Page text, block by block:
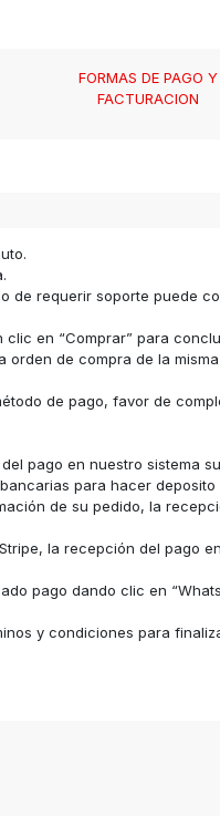
FORMAS DE PAGO Y
FACTURACION
requerir soporte puede
en “Comprar” para
de compra de la
de pago, favor de
pago en nuestro sistema
para hacer
de su pedido, la
la recepción del pago
pago dando clic en
y condiciones para